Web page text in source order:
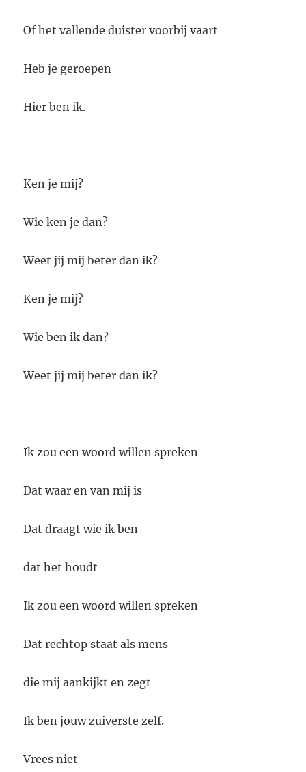
Of het vallende duister voorbij vaart
Heb je geroepen
Hier ben ik.
Ken je mij?
Wie ken je dan?
Weet jij mij beter dan ik?
Ken je mij?
Wie ben ik dan?
Weet jij mij beter dan ik?
Ik zou een woord willen spreken
Dat waar en van mij is
Dat draagt wie ik ben
dat het houdt
Ik zou een woord willen spreken
Dat rechtop staat als mens
die mij aankijkt en zegt
Ik ben jouw zuiverste zelf.
Vrees niet